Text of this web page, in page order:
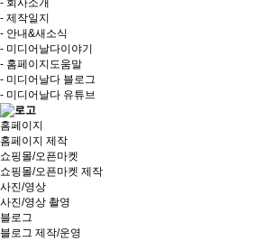
- 회사소개
- 제작일지
- 안내&새소식
- 미디어날다이야기
- 홈페이지도움말
- 미디어날다 블로그
- 미디어날다 유튜브
홈페이지
홈페이지 제작
쇼핑몰/오픈마켓
쇼핑몰/오픈마켓 제작
사진/영상
사진/영상 촬영
블로그
블로그 제작/운영